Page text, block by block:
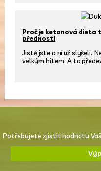
Proč je ketonová dieta
předností
Jistě jste o ní už slyšeli.
velkým hitem. A to
Potřebujete zjistit hodnotu